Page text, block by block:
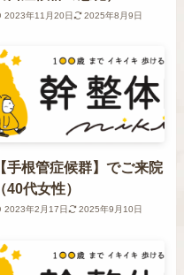
2023年11月20日 2025年8月9日
【手根管症候群】でご来院
（40代女性）
2023年2月17日 2025年9月10日